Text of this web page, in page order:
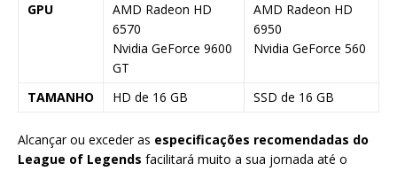
GPU
AMD Radeon HD
6570
Nvidia GeForce 9600
GT
AMD Radeon HD
6950
Nvidia GeForce 560
TAMANHO HD de 16 GB SSD de 16 GB
Alcançar ou exceder as especificações recomendadas do
League of Legends facilitará muito a sua jornada até o